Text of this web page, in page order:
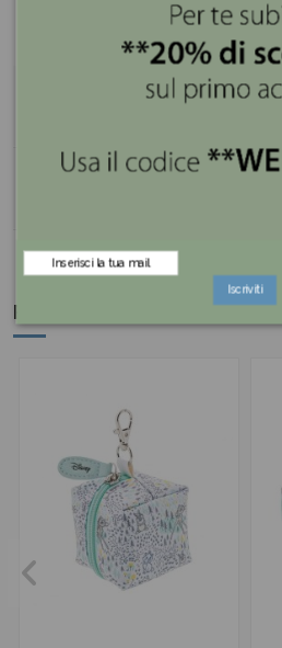
Dettagli del prodotto
Potrebbe anche piacerti
Iscriviti